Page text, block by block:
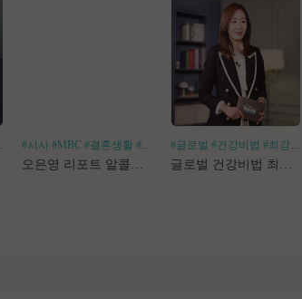
#분야별
#시사 #MBC #결혼생활 #알코올중독 #글로벌 #건강비법 #최강백세
업 진행